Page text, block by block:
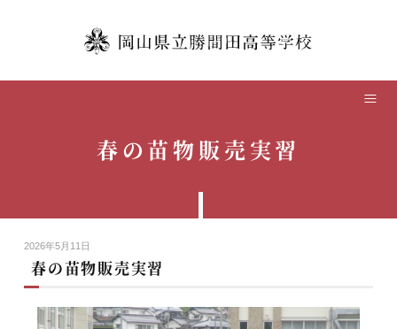
中学生の方へ
卒業生の方へ
春の苗物販売実習
2026年5月11日
春の苗物販売実習